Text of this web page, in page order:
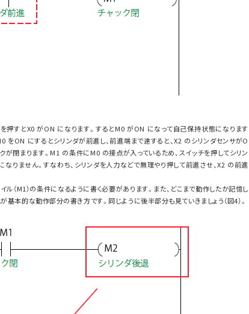
を押すとX0 がON になります。するとM0 がON になって自己保持状態になります
をON にするとシリンダが前進し、前進端まで達すると、X2 のシリンダセンサがO
が閉まります。M1 の条件にM0 の接点が入っているため、スイッチを押してシリン
りません。すなわち、シリンダを人力などで無理やり押して前進させ、X2 の前進
ル（M1）の条件になるように書く必要があります。また、どこまで動作したか記憶し
基本的な動作部分の書き方です。同じように後半部分も見ていきましょう（図4）。